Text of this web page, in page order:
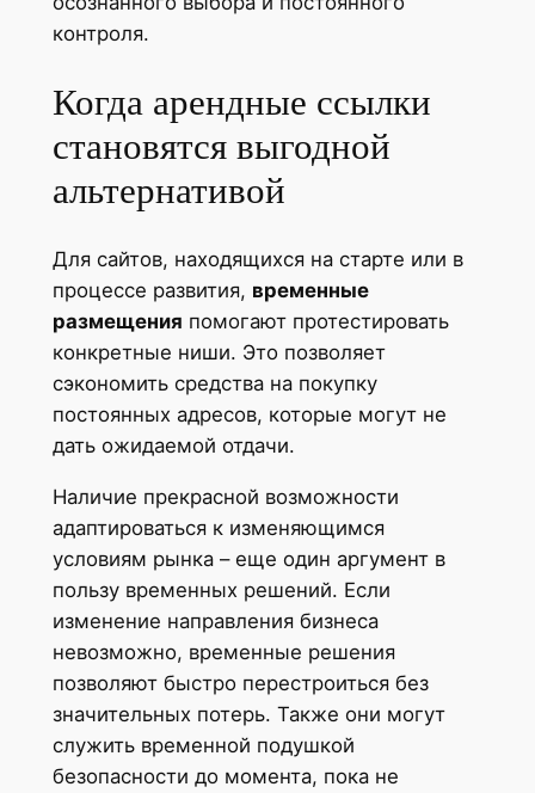
контроля.
Когда арендные ссылки
становятся выгодной
альтернативой
Для сайтов, находящихся на старте или в
процессе развития, временные
размещения помогают протестировать
конкретные ниши. Это позволяет
сэкономить средства на покупку
постоянных адресов, которые могут не
дать ожидаемой отдачи.
Наличие прекрасной возможности
адаптироваться к изменяющимся
условиям рынка – еще один аргумент в
пользу временных решений. Если
изменение направления бизнеса
невозможно, временные решения
позволяют быстро перестроиться без
значительных потерь. Также они могут
служить временной подушкой
безопасности до момента, пока не